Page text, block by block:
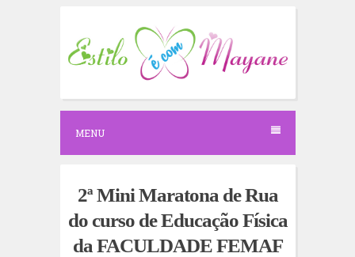
c
o
e
MENU
2ª Mini Maratona de Rua
do curso de Educação Física
da FACULDADE FEMAF